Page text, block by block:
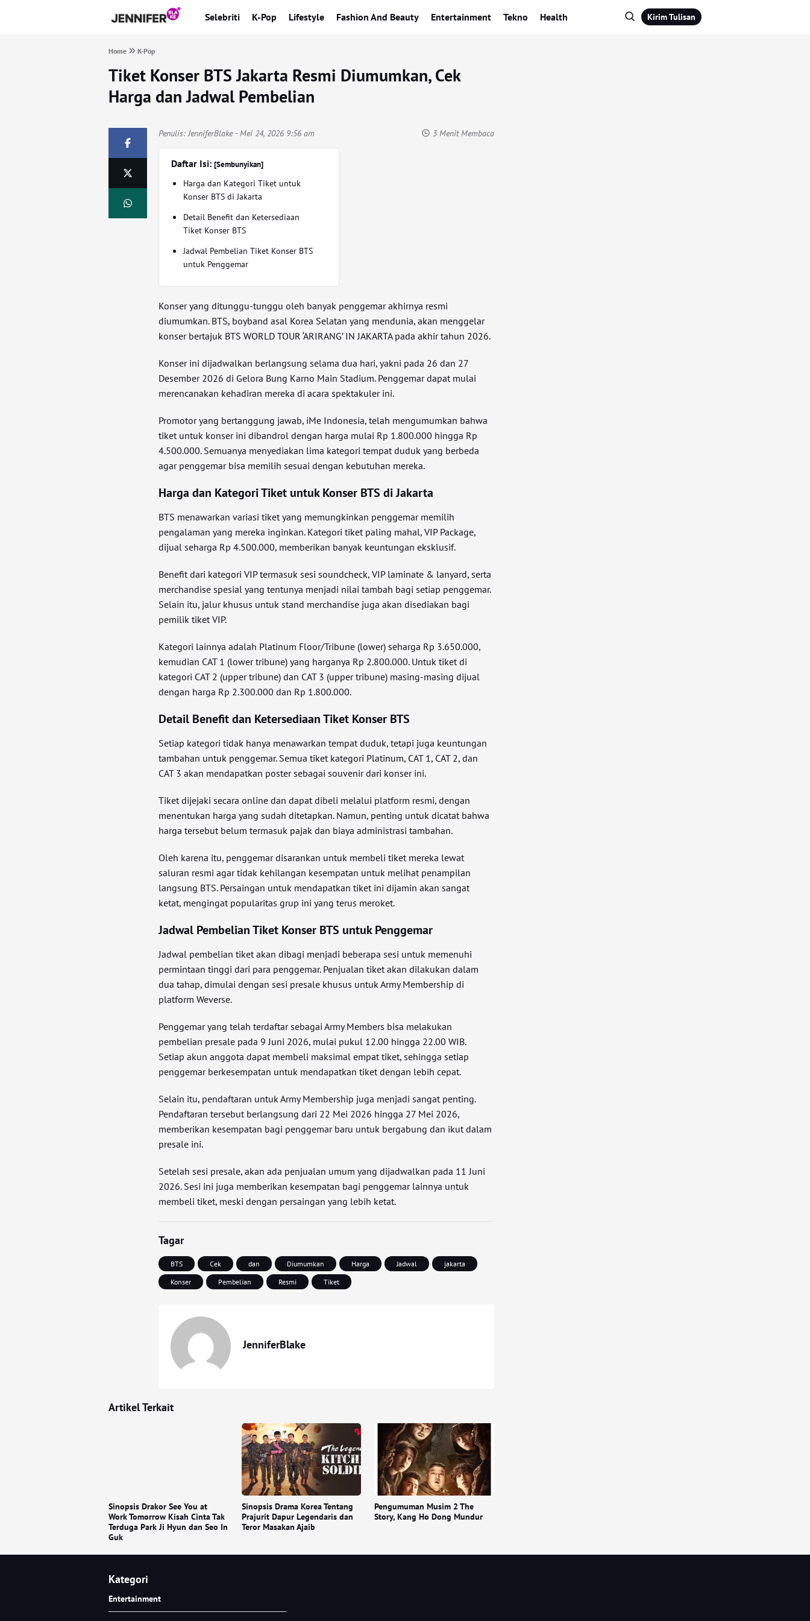
Selebriti K-Pop Lifestyle Fashion And Beauty Entertainment Tekno Health Kirim Tulisan
Home K-Pop
Tiket Konser BTS Jakarta Resmi Diumumkan, Cek
Harga dan Jadwal Pembelian
Penulis:JenniferBlake- Mei 24, 2026 9:56 am 3 Menit Membaca
Daftar Isi:[Sembunyikan]
Harga dan Kategori Tiket untuk
Konser BTS di Jakarta
Detail Benefit dan Ketersediaan
Tiket Konser BTS
Jadwal Pembelian Tiket Konser BTS
untuk Penggemar
Konser yang ditunggu-tunggu oleh banyak penggemar akhirnya resmi
diumumkan. BTS, boyband asal Korea Selatan yang mendunia, akan menggelar
konser bertajuk BTS WORLD TOUR ‘ARIRANG’ IN JAKARTA pada akhir tahun 2026.
Konser ini dijadwalkan berlangsung selama dua hari, yakni pada 26 dan 27
Desember 2026 di Gelora Bung Karno Main Stadium. Penggemar dapat mulai
merencanakan kehadiran mereka di acara spektakuler ini.
Promotor yang bertanggung jawab, iMe Indonesia, telah mengumumkan bahwa
tiket untuk konser ini dibandrol dengan harga mulai Rp 1.800.000 hingga Rp
4.500.000. Semuanya menyediakan lima kategori tempat duduk yang berbeda
agar penggemar bisa memilih sesuai dengan kebutuhan mereka.
Harga dan Kategori Tiket untuk Konser BTS di Jakarta
BTS menawarkan variasi tiket yang memungkinkan penggemar memilih
pengalaman yang mereka inginkan. Kategori tiket paling mahal, VIP Package,
dijual seharga Rp 4.500.000, memberikan banyak keuntungan eksklusif.
Benefit dari kategori VIP termasuk sesi soundcheck, VIP laminate & lanyard, serta
merchandise spesial yang tentunya menjadi nilai tambah bagi setiap penggemar.
Selain itu, jalur khusus untuk stand merchandise juga akan disediakan bagi
pemilik tiket VIP.
Kategori lainnya adalah Platinum Floor/Tribune (lower) seharga Rp 3.650.000,
kemudian CAT 1 (lower tribune) yang harganya Rp 2.800.000. Untuk tiket di
kategori CAT 2 (upper tribune) dan CAT 3 (upper tribune) masing-masing dijual
dengan harga Rp 2.300.000 dan Rp 1.800.000.
Detail Benefit dan Ketersediaan Tiket Konser BTS
Setiap kategori tidak hanya menawarkan tempat duduk, tetapi juga keuntungan
tambahan untuk penggemar. Semua tiket kategori Platinum, CAT 1, CAT 2, dan
CAT 3 akan mendapatkan poster sebagai souvenir dari konser ini.
Tiket dijejaki secara online dan dapat dibeli melalui platform resmi, dengan
menentukan harga yang sudah ditetapkan. Namun, penting untuk dicatat bahwa
harga tersebut belum termasuk pajak dan biaya administrasi tambahan.
Oleh karena itu, penggemar disarankan untuk membeli tiket mereka lewat
saluran resmi agar tidak kehilangan kesempatan untuk melihat penampilan
langsung BTS. Persaingan untuk mendapatkan tiket ini dijamin akan sangat
ketat, mengingat popularitas grup ini yang terus meroket.
Jadwal Pembelian Tiket Konser BTS untuk Penggemar
Jadwal pembelian tiket akan dibagi menjadi beberapa sesi untuk memenuhi
permintaan tinggi dari para penggemar. Penjualan tiket akan dilakukan dalam
dua tahap, dimulai dengan sesi presale khusus untuk Army Membership di
platform Weverse.
Penggemar yang telah terdaftar sebagai Army Members bisa melakukan
pembelian presale pada 9 Juni 2026, mulai pukul 12.00 hingga 22.00 WIB.
Setiap akun anggota dapat membeli maksimal empat tiket, sehingga setiap
penggemar berkesempatan untuk mendapatkan tiket dengan lebih cepat.
Selain itu, pendaftaran untuk Army Membership juga menjadi sangat penting.
Pendaftaran tersebut berlangsung dari 22 Mei 2026 hingga 27 Mei 2026,
memberikan kesempatan bagi penggemar baru untuk bergabung dan ikut dalam
presale ini.
Setelah sesi presale, akan ada penjualan umum yang dijadwalkan pada 11 Juni
2026. Sesi ini juga memberikan kesempatan bagi penggemar lainnya untuk
membeli tiket, meski dengan persaingan yang lebih ketat.
Tagar
BTS Cek dan Diumumkan Harga Jadwal
jakarta
Konser
Pembelian Resmi Tiket
JenniferBlake
Artikel Terkait
Sinopsis Drakor See You at
Work Tomorrow Kisah Cinta Tak
Terduga Park Ji Hyun dan Seo In
Guk
Sinopsis Drama Korea Tentang
Prajurit Dapur Legendaris dan
Teror Masakan Ajaib
Pengumuman Musim 2 The
Story, Kang Ho Dong Mundur
Kategori
Entertainment